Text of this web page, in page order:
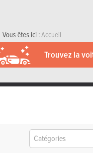
Vous êtes ici :Accueil
Trouvez la
Catégories